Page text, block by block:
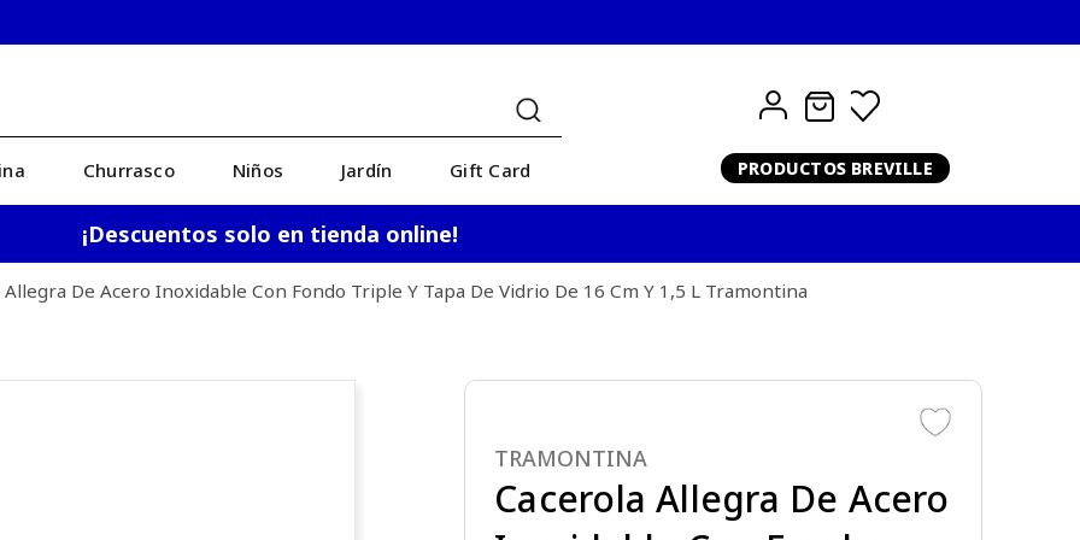
Churrasco Niños Jardín Gift Card PRODUCTOS BREVILLE
¡Descuentos solo en tienda online!
Allegra De Acero Inoxidable Con Fondo Triple Y Tapa De Vidrio De 16 Cm Y 1,5 L Tramontina
TRAMONTINA
Cacerola Allegra De Acero